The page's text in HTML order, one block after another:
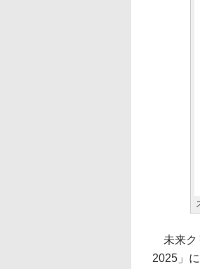
未来ク
2025」